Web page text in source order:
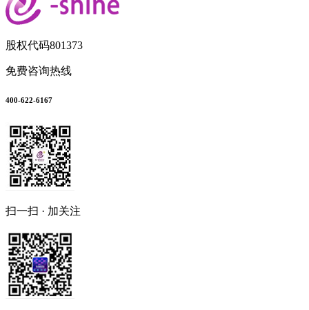
股权代码801373
免费咨询热线
400-622-6167
扫一扫 · 加关注